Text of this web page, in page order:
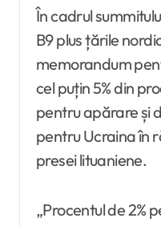
În cadrul
B9 plus țările
memorandum
cel puțin 5% din
pentru apărare și
pentru Ucraina în
presei lituaniene.
„Procentul de 2%